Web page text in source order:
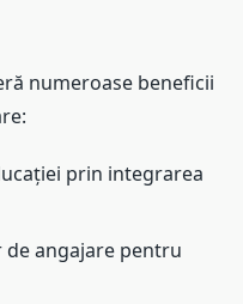
numeroase beneficii
prin integrarea
angajare pentru